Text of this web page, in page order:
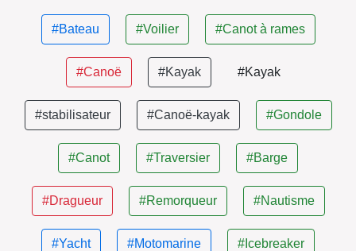
#Bateau #Voilier #Canot à rames
#Canoë #Kayak #Kayak
#stabilisateur #Canoë-kayak #Gondole
#Canot #Traversier #Barge
#Dragueur #Remorqueur #Nautisme
#Yacht #Motomarine #Icebreaker